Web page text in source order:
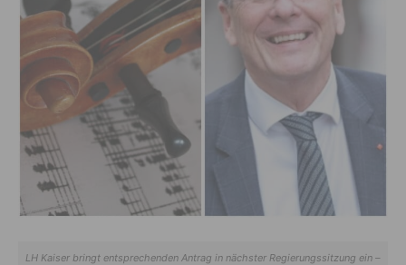
LH Kaiser bringt entsprechenden Antrag in nächster Regierungssitzung ein –